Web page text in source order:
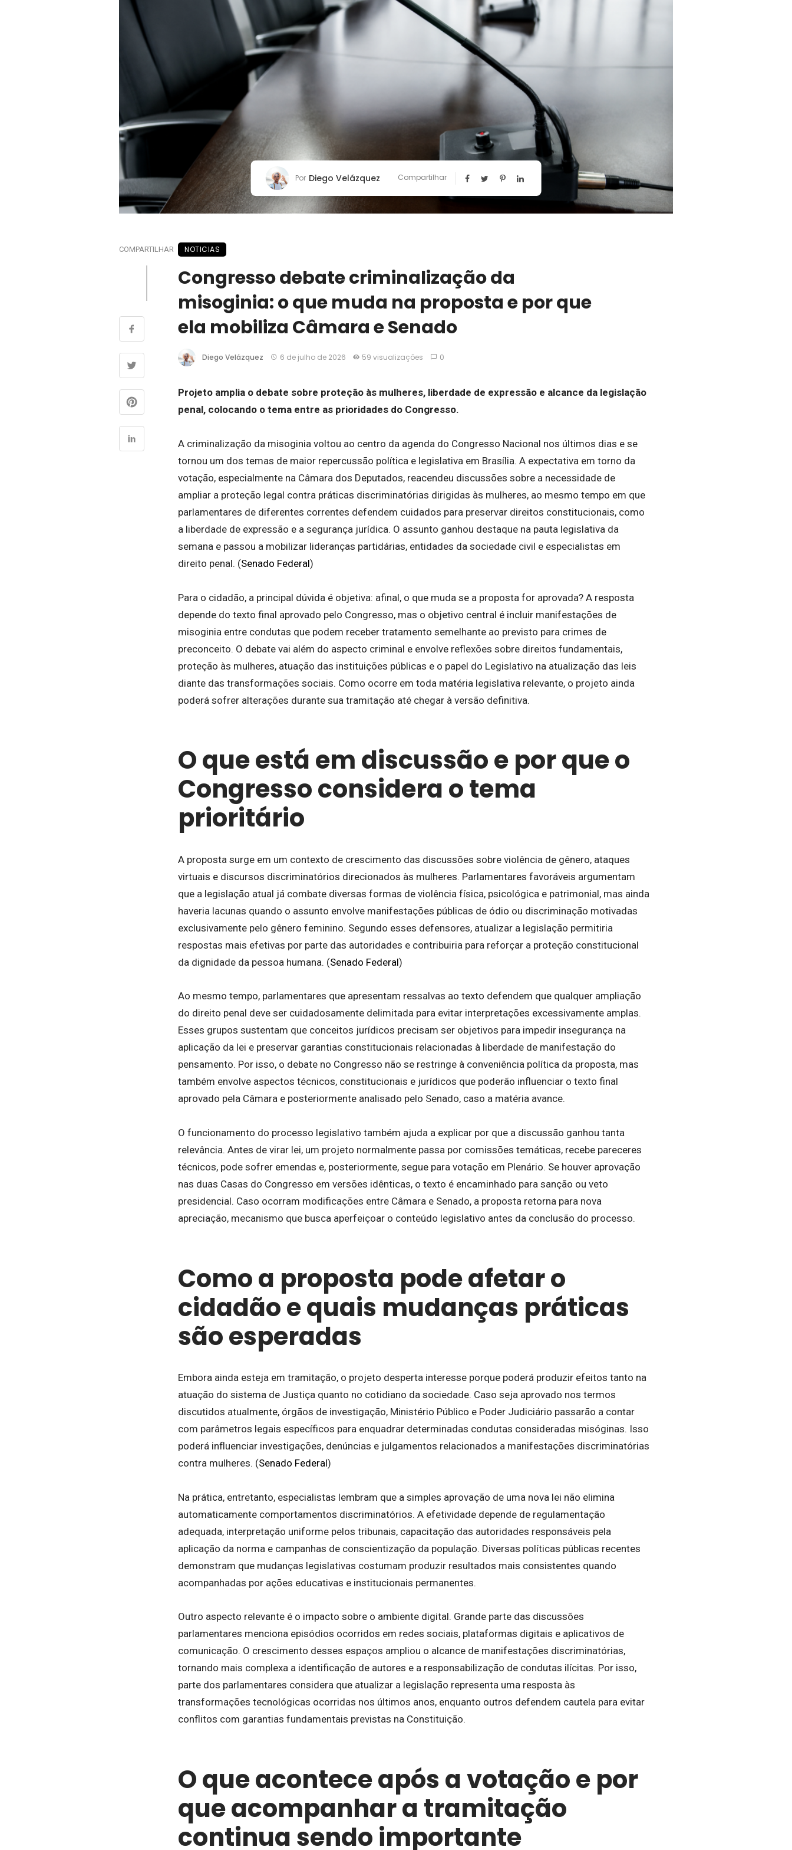
Por Diego Velázquez Compartilhar
COMPARTILHAR NOTICIAS
Congresso debate criminalização da
misoginia: o que muda na proposta e por que
ela mobiliza Câmara e Senado
Diego Velázquez 6 de julho de 2026 59 visualizações 0
Projeto amplia o debate sobre proteção às mulheres, liberdade de expressão e alcance da legislação
penal, colocando o tema entre as prioridades do Congresso.
A criminalização da misoginia voltou ao centro da agenda do Congresso Nacional nos últimos dias e se
tornou um dos temas de maior repercussão política e legislativa em Brasília. A expectativa em torno da
votação, especialmente na Câmara dos Deputados, reacendeu discussões sobre a necessidade de
ampliar a proteção legal contra práticas discriminatórias dirigidas às mulheres, ao mesmo tempo em que
parlamentares de diferentes correntes defendem cuidados para preservar direitos constitucionais, como
a liberdade de expressão e a segurança jurídica. O assunto ganhou destaque na pauta legislativa da
semana e passou a mobilizar lideranças partidárias, entidades da sociedade civil e especialistas em
direito penal. (Senado Federal)
Para o cidadão, a principal dúvida é objetiva: afinal, o que muda se a proposta for aprovada? A resposta
depende do texto final aprovado pelo Congresso, mas o objetivo central é incluir manifestações de
misoginia entre condutas que podem receber tratamento semelhante ao previsto para crimes de
preconceito. O debate vai além do aspecto criminal e envolve reflexões sobre direitos fundamentais,
proteção às mulheres, atuação das instituições públicas e o papel do Legislativo na atualização das leis
diante das transformações sociais. Como ocorre em toda matéria legislativa relevante, o projeto ainda
poderá sofrer alterações durante sua tramitação até chegar à versão definitiva.
O que está em discussão e por que o
Congresso considera o tema
prioritário
A proposta surge em um contexto de crescimento das discussões sobre violência de gênero, ataques
virtuais e discursos discriminatórios direcionados às mulheres. Parlamentares favoráveis argumentam
que a legislação atual já combate diversas formas de violência física, psicológica e patrimonial, mas ainda
haveria lacunas quando o assunto envolve manifestações públicas de ódio ou discriminação motivadas
exclusivamente pelo gênero feminino. Segundo esses defensores, atualizar a legislação permitiria
respostas mais efetivas por parte das autoridades e contribuiria para reforçar a proteção constitucional
da dignidade da pessoa humana. (Senado Federal)
Ao mesmo tempo, parlamentares que apresentam ressalvas ao texto defendem que qualquer ampliação
do direito penal deve ser cuidadosamente delimitada para evitar interpretações excessivamente amplas.
Esses grupos sustentam que conceitos jurídicos precisam ser objetivos para impedir insegurança na
aplicação da lei e preservar garantias constitucionais relacionadas à liberdade de manifestação do
pensamento. Por isso, o debate no Congresso não se restringe à conveniência política da proposta, mas
também envolve aspectos técnicos, constitucionais e jurídicos que poderão influenciar o texto final
aprovado pela Câmara e posteriormente analisado pelo Senado, caso a matéria avance.
O funcionamento do processo legislativo também ajuda a explicar por que a discussão ganhou tanta
relevância. Antes de virar lei, um projeto normalmente passa por comissões temáticas, recebe pareceres
técnicos, pode sofrer emendas e, posteriormente, segue para votação em Plenário. Se houver aprovação
nas duas Casas do Congresso em versões idênticas, o texto é encaminhado para sanção ou veto
presidencial. Caso ocorram modificações entre Câmara e Senado, a proposta retorna para nova
apreciação, mecanismo que busca aperfeiçoar o conteúdo legislativo antes da conclusão do processo.
Como a proposta pode afetar o
cidadão e quais mudanças práticas
são esperadas
Embora ainda esteja em tramitação, o projeto desperta interesse porque poderá produzir efeitos tanto na
atuação do sistema de Justiça quanto no cotidiano da sociedade. Caso seja aprovado nos termos
discutidos atualmente, órgãos de investigação, Ministério Público e Poder Judiciário passarão a contar
com parâmetros legais específicos para enquadrar determinadas condutas consideradas misóginas. Isso
poderá influenciar investigações, denúncias e julgamentos relacionados a manifestações discriminatórias
contra mulheres. (Senado Federal)
Na prática, entretanto, especialistas lembram que a simples aprovação de uma nova lei não elimina
automaticamente comportamentos discriminatórios. A efetividade depende de regulamentação
adequada, interpretação uniforme pelos tribunais, capacitação das autoridades responsáveis pela
aplicação da norma e campanhas de conscientização da população. Diversas políticas públicas recentes
demonstram que mudanças legislativas costumam produzir resultados mais consistentes quando
acompanhadas por ações educativas e institucionais permanentes.
Outro aspecto relevante é o impacto sobre o ambiente digital. Grande parte das discussões
parlamentares menciona episódios ocorridos em redes sociais, plataformas digitais e aplicativos de
comunicação. O crescimento desses espaços ampliou o alcance de manifestações discriminatórias,
tornando mais complexa a identificação de autores e a responsabilização de condutas ilícitas. Por isso,
parte dos parlamentares considera que atualizar a legislação representa uma resposta às
transformações tecnológicas ocorridas nos últimos anos, enquanto outros defendem cautela para evitar
conflitos com garantias fundamentais previstas na Constituição.
O que acontece após a votação e por
que acompanhar a tramitação
continua sendo importante